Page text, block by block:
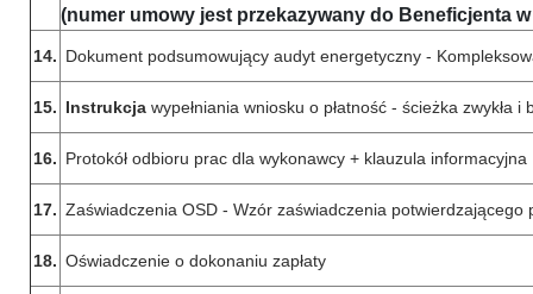
(numer umowy jest przekazywany do Beneficjenta
14. Dokument podsumowujący audyt energetyczny -
15. Instrukcja wypełniania wniosku o płatność - ścieżka zwykła i
16. Protokół odbioru prac dla wykonawcy + klauzula informacyjna
17. Zaświadczenia OSD - Wzór zaświadczenia potwierdzającego
18. Oświadczenie o dokonaniu zapłaty